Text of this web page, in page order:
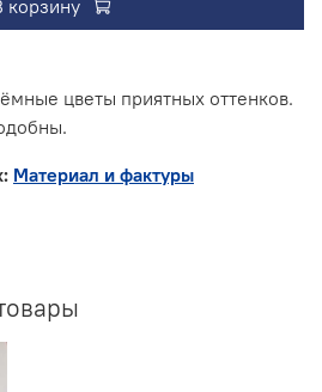
корзину
цветы приятных оттенков.
Материал и фактуры